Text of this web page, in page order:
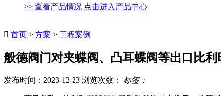
>> 查看产品情况 点击进入产品中心
 首页 > 方案 > 工程案例
般德阀门对夹蝶阀、凸耳蝶阀等出口比利
发布时间：2023-12-23 浏览次数： 标签：